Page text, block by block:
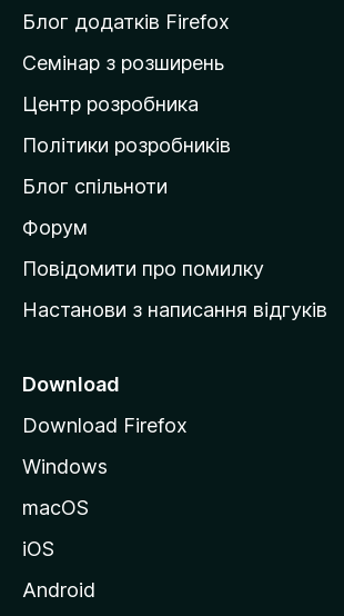
и
а
д
о
і
в
к
M
z
l
l
Блог додатків Firefox
Семінар з розширень
Центр розробника
Політики розробників
Блог спільноти
Форум
Повідомити про помилку
Настанови з написання відгуків
Download
Download Firefox
Windows
macOS
iOS
Android